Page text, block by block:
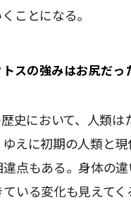
ことになる。
スの強みはお尻だっ
史において、人類は
えに初期の人類と
違点もある。身体の
いる変化も見えてく